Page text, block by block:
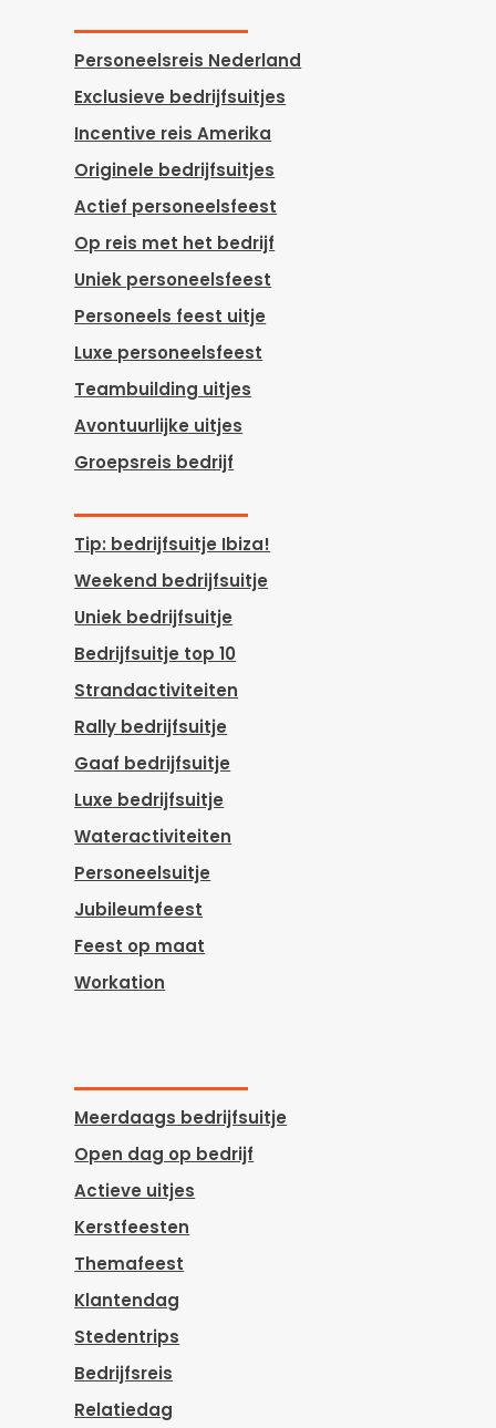
Personeelsreis Nederland
Exclusieve bedrijfsuitjes
Incentive reis Amerika
Originele bedrijfsuitjes
Actief personeelsfeest
Op reis met het bedrijf
Uniek personeelsfeest
Personeels feest uitje
Luxe personeelsfeest
Teambuilding uitjes
Avontuurlijke uitjes
Groepsreis bedrijf
Tip: bedrijfsuitje Ibiza!
Weekend bedrijfsuitje
Uniek bedrijfsuitje
Bedrijfsuitje top 10
Strandactiviteiten
Rally bedrijfsuitje
Gaaf bedrijfsuitje
Luxe bedrijfsuitje
Wateractiviteiten
Personeelsuitje
Jubileumfeest
Feest op maat
Workation
Meerdaags bedrijfsuitje
Open dag op bedrijf
Actieve uitjes
Kerstfeesten
Themafeest
Klantendag
Stedentrips
Bedrijfsreis
Relatiedag